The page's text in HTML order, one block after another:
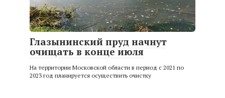
Глазынинский пруд начнут
очищать в конце июля
На территории Московской области в период с 2021 по
2023 год планируется осуществить очистку